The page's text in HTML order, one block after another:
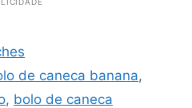
de caneca banana,
, bolo de caneca